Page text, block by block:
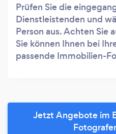
Prüfen Sie die
Dienstleistenden und
Person aus. Achten Sie
Sie können Ihnen bei
passende Immobilien-
Jetzt Angebote im